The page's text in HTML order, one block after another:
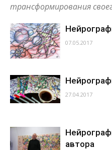
трансформирования
07.05.2017
27.04.2017
автора